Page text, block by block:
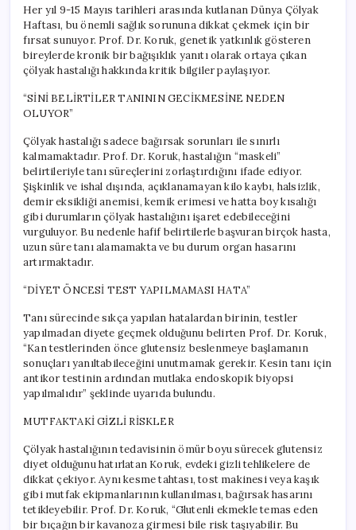
Her yıl 9-15 Mayıs tarihleri arasında kutlanan Dünya Çölyak
Haftası, bu önemli sağlık sorununa dikkat çekmek için bir
fırsat sunuyor. Prof. Dr. Koruk, genetik yatkınlık gösteren
bireylerde kronik bir bağışıklık yanıtı olarak ortaya çıkan
çölyak hastalığı hakkında kritik bilgiler paylaşıyor.
“SİNİ BELİRTİLER TANININ GECİKMESİNE NEDEN
OLUYOR”
Çölyak hastalığı sadece bağırsak sorunları ile sınırlı
kalmamaktadır. Prof. Dr. Koruk, hastalığın “maskeli”
belirtileriyle tanı süreçlerini zorlaştırdığını ifade ediyor.
Şişkinlik ve ishal dışında, açıklanamayan kilo kaybı, halsizlik,
demir eksikliği anemisi, kemik erimesi ve hatta boy kısalığı
gibi durumların çölyak hastalığını işaret edebileceğini
vurguluyor. Bu nedenle hafif belirtilerle başvuran birçok hasta,
uzun süre tanı alamamakta ve bu durum organ hasarını
artırmaktadır.
“DİYET ÖNCESİ TEST YAPILMAMASI HATA”
Tanı sürecinde sıkça yapılan hatalardan birinin, testler
yapılmadan diyete geçmek olduğunu belirten Prof. Dr. Koruk,
“Kan testlerinden önce glutensiz beslenmeye başlamanın
sonuçları yanıltabileceğini unutmamak gerekir. Kesin tanı için
antikor testinin ardından mutlaka endoskopik biyopsi
yapılmalıdır” şeklinde uyarıda bulundu.
MUTFAKTAKİ GİZLİ RİSKLER
Çölyak hastalığının tedavisinin ömür boyu sürecek glutensiz
diyet olduğunu hatırlatan Koruk, evdeki gizli tehlikelere de
dikkat çekiyor. Aynı kesme tahtası, tost makinesi veya kaşık
gibi mutfak ekipmanlarının kullanılması, bağırsak hasarını
tetikleyebilir. Prof. Dr. Koruk, “Glutenli ekmekle temas eden
bir bıçağın bir kavanoza girmesi bile risk taşıyabilir. Bu